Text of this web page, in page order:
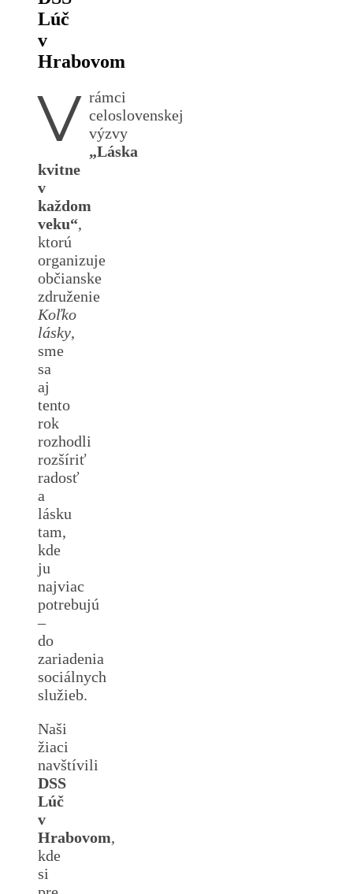
Lúč
v
Hrabovom
V rámci
celoslovenskej
výzvy
„Láska
kvitne
v
každom
veku“,
ktorú
organizuje
občianske
združenie
Koľko
lásky,
sme
sa
aj
tento
rok
rozhodli
rozšíriť
radosť
a
lásku
tam,
kde
ju
najviac
potrebujú
–
do
zariadenia
sociálnych
služieb.
Naši
žiaci
navštívili
DSS
Lúč
v
Hrabovom,
kde
si